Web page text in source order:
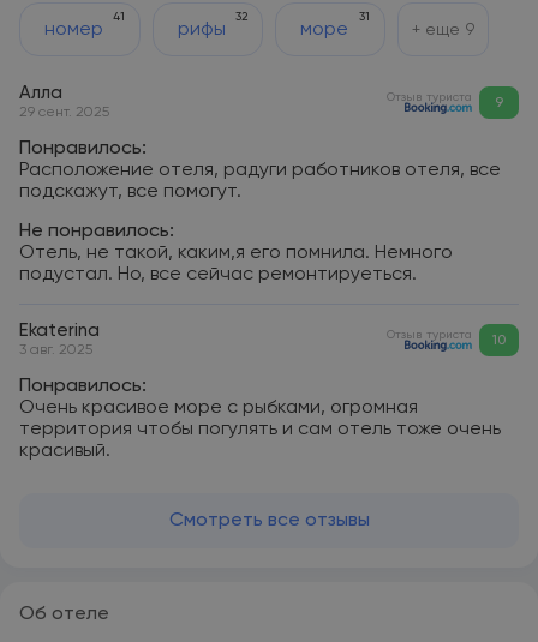
номер
41
рифы
32
море
31
+ еще 9
Алла
29 сент. 2025
Отзыв туриста 9
Понравилось:
Расположение отеля, радуги работников отеля, все
подскажут, все помогут.
Не понравилось:
Отель, не такой, каким,я его помнила. Немного
подустал. Но, все сейчас ремонтируеться.
Ekaterina
3 авг. 2025
Отзыв туриста 10
Понравилось:
Очень красивое море с рыбками, огромная
территория чтобы погулять и сам отель тоже очень
красивый.
Смотреть все отзывы
Об отеле